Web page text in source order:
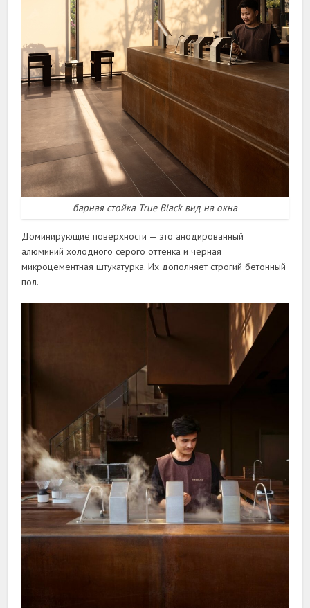
барная стойка True Black вид на окна
Доминирующие поверхности — это анодированный
алюминий холодного серого оттенка и черная
микроцементная штукатурка. Их дополняет строгий бетонный
пол.